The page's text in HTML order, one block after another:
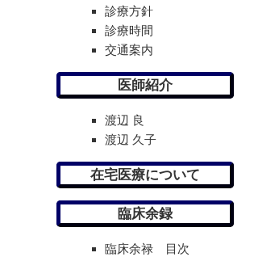
診療方針
診療時間
交通案内
医師紹介
渡辺 良
渡辺 久子
在宅医療について
臨床余録
臨床余禄 目次